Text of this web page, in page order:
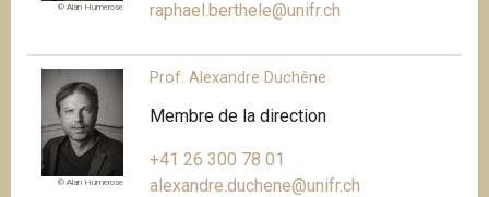
© Alan Humerose
raphael.berthele@unifr.ch
© Alan Humerose
Prof. Alexandre Duchêne
Membre de la direction
+41 26 300 78 01
alexandre.duchene@unifr.ch